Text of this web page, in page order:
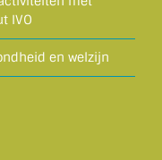
IVO
en welzijn